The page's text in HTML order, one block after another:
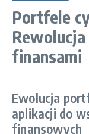
Portfele
finansami
Ewolucja
aplikacji do
finansowych